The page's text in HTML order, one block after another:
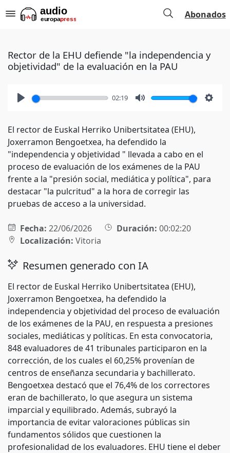
Abonados
Rector de la EHU defiende "la independencia y
objetividad" de la evaluación en la PAU
02:19
El rector de Euskal Herriko Unibertsitatea (EHU),
Joxerramon Bengoetxea, ha defendido la
"independencia y objetividad " llevada a cabo en el
proceso de evaluación de los exámenes de la PAU
frente a la "presión social, mediática y política", para
destacar "la pulcritud" a la hora de corregir las
pruebas de acceso a la universidad.
Fecha: 22/06/2026 Duración: 00:02:20
Localización: Vitoria
Resumen generado con IA
El rector de Euskal Herriko Unibertsitatea (EHU),
Joxerramon Bengoetxea, ha defendido la
independencia y objetividad del proceso de evaluación
de los exámenes de la PAU, en respuesta a presiones
sociales, mediáticas y políticas. En esta convocatoria,
848 evaluadores de 41 tribunales participaron en la
corrección, de los cuales el 60,25% provenían de
centros de enseñanza secundaria y bachillerato.
Bengoetxea destacó que el 76,4% de los correctores
eran de bachillerato, lo que asegura un sistema
imparcial y equilibrado. Además, subrayó la
importancia de evitar valoraciones públicas sin
fundamentos sólidos que cuestionen la
profesionalidad de los evaluadores. EHU tiene el deber